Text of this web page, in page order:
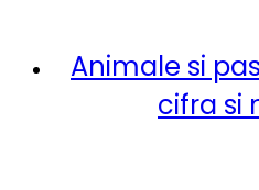
Animale si
cifra si